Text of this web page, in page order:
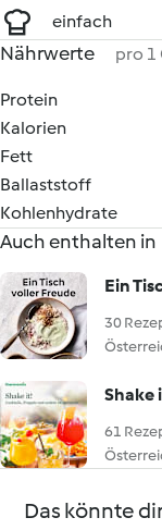
einfach
Nährwerte pro 1
Protein
Kalorien
Fett
Ballaststoff
Kohlenhydrate
Auch enthalten in
Ein
30
Shake
61
Das könnte